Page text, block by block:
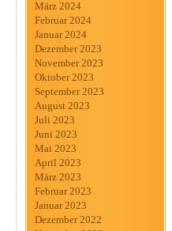
März 2024
Februar 2024
Januar 2024
Dezember 2023
November 2023
Oktober 2023
September 2023
August 2023
Juli 2023
Juni 2023
Mai 2023
April 2023
März 2023
Februar 2023
Januar 2023
Dezember 2022